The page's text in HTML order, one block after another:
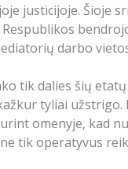
justicijoje. Šioje
darbo
tik dalies šių
tyliai
omenyje, kad
tik operatyvus